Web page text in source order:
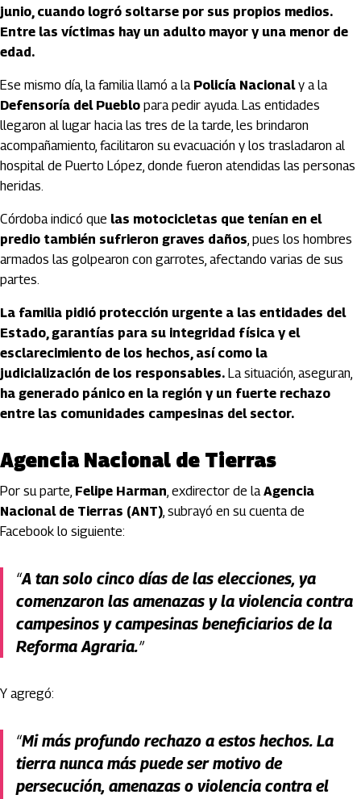
junio, cuando logró soltarse por sus propios medios.
Entre las víctimas hay un adulto mayor y una menor de
edad.
Ese mismo día, la familia llamó a la Policía Nacionaly a la
Defensoría del Pueblo para pedir ayuda. Las entidades
llegaron al lugar hacia las tres de la tarde, les brindaron
acompañamiento, facilitaron su evacuación y los trasladaron al
hospital de Puerto López, donde fueron atendidas las personas
heridas.
Córdoba indicó que las motocicletas que tenían en el
predio también sufrieron graves daños, pues los hombres
armados las golpearon con garrotes, afectando varias de sus
partes.
La familia pidió protección urgente a las entidades del
Estado, garantías para su integridad física y el
esclarecimiento de los hechos, así como la
judicialización de los responsables. La situación, aseguran,
ha generado pánico en la región y un fuerte rechazo
entre las comunidades campesinas del sector.
Agencia Nacional de Tierras
Por su parte, Felipe Harman, exdirector de laAgencia
Nacional de Tierras (ANT), subrayó en su cuenta de
Facebook lo siguiente:
“A tan solo cinco días de las elecciones, ya
comenzaron las amenazas y la violencia contra
campesinos y campesinas beneficiarios de la
Reforma Agraria.”
Y agregó:
“Mi más profundo rechazo a estos hechos. La
tierra nunca más puede ser motivo de
persecución, amenazas o violencia contra el